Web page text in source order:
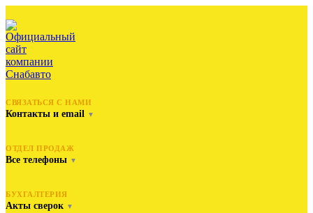
СВЯЗАТЬСЯ С НАМИ
Контакты и email ▼
ОТДЕЛ ПРОДАЖ
Все телефоны ▼
БУХГАЛТЕРИЯ
Акты сверок ▼